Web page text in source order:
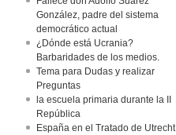
González, padre del sistema
democrático actual
¿Dónde está Ucrania?
Barbaridades de los medios.
Tema para Dudas y realizar
Preguntas
la escuela primaria durante la II
República
España en el Tratado de Utrecht